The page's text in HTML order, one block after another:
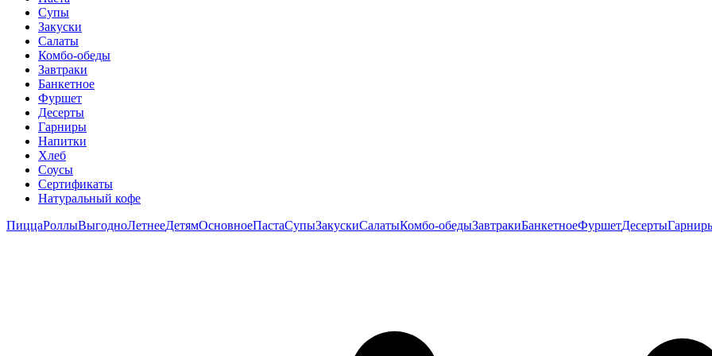
Супы
Закуски
Салаты
Комбо-обеды
Завтраки
Банкетное
Фуршет
Десерты
Гарниры
Напитки
Хлеб
Соусы
Сертификаты
Натуральный кофе
ПиццаРоллыВыгодноЛетнееДетямОсновноеПастаСупыЗакускиСалатыКомбо-обедыЗавтракиБанкетноеФуршетДесерты